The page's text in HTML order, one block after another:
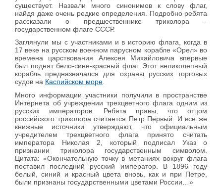
существует. Назвали много синонимов к слову флаг,
найдя даже очень редкие определения. Подробно ребята
рассказали о предшественнике триколора –
государственном флаге СССР.
Заглянули мы с участниками и в историю флага, когда в
17 веке на русском военном парусном корабле «Орел» во
времена царствования Алексея Михайловича впервые
был поднят бело-сине-красный флаг. Этот великолепный
корабль предназначался для охраны русских торговых
судов на Каспийском море.
Много информации участники получили в пространстве
Интернета об учреждении трехцветного флага одним из
русских императоров. Ребята правы, что отцом
российского триколора считается Петр Первый. И все же
книжные источники утверждают, что официальным
учредителем трехцветного флага принято считать
императора Николая 2, который подписал Указ о
признании триколора государственным символом.
Цитата: «Окончательную точку в метаниях вокруг флага
поставил последний русский император. В 1896 году
белый, синий и красный цвета вновь, как и при Петре,
были признаны государственными цветами России…»